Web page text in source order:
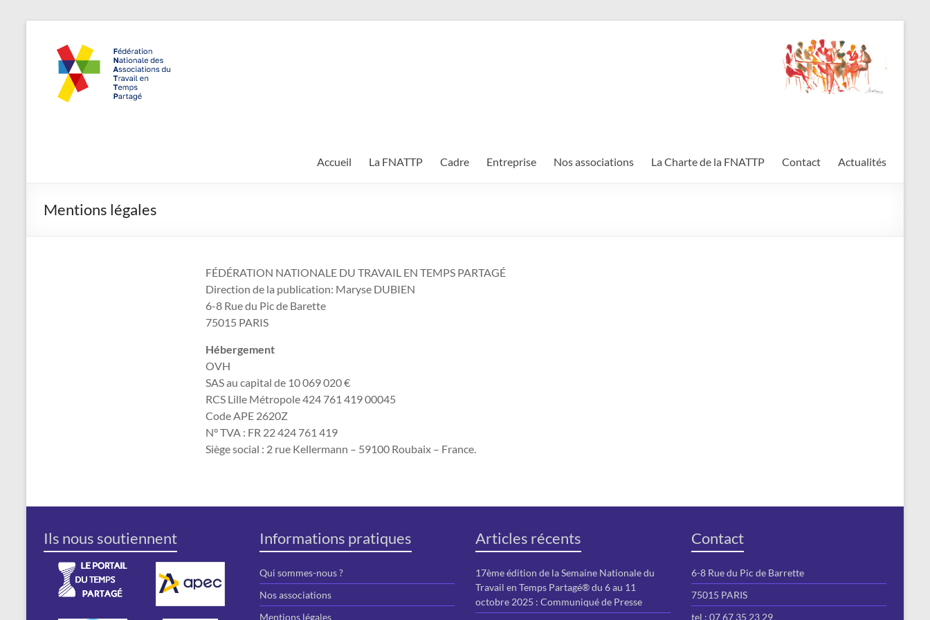
contenuFNATTP,
Fédération
Nationale
Temps
"Travailler
autrement,
recruter
autrement"
Accueil La FNATTP Cadre Entreprise Nos associations La Charte de la FNATTP Contact Actualités
Mentions légales
FÉDÉRATION NATIONALE DU TRAVAIL EN TEMPS PARTAGÉ
Direction de la publication: Maryse DUBIEN
6-8 Rue du Pic de Barette
75015 PARIS
Hébergement
OVH
SAS au capital de 10 069 020 €
RCS Lille Métropole 424 761 419 00045
Code APE 2620Z
N° TVA : FR 22 424 761 419
Siège social : 2 rue Kellermann – 59100 Roubaix – France.
Ils nous soutiennent Informations pratiques
Qui sommes-nous ?
Nos associations
Mentions légales
Articles récents
17ème édition de la Semaine Nationale du
Travail en Temps Partagé® du 6 au 11
octobre 2025 : Communiqué de Presse
Contact
6-8 Rue du Pic de Barrette
75015 PARIS
tel : 07 67 35 23 29